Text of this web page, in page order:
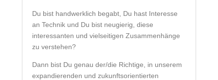
Du bist handwerklich begabt, Du hast Interesse
an Technik und Du bist neugierig, diese
interessanten und vielseitigen Zusammenhänge
zu verstehen?
Dann bist Du genau der/die Richtige, in unserem
expandierenden und zukunftsorientierten